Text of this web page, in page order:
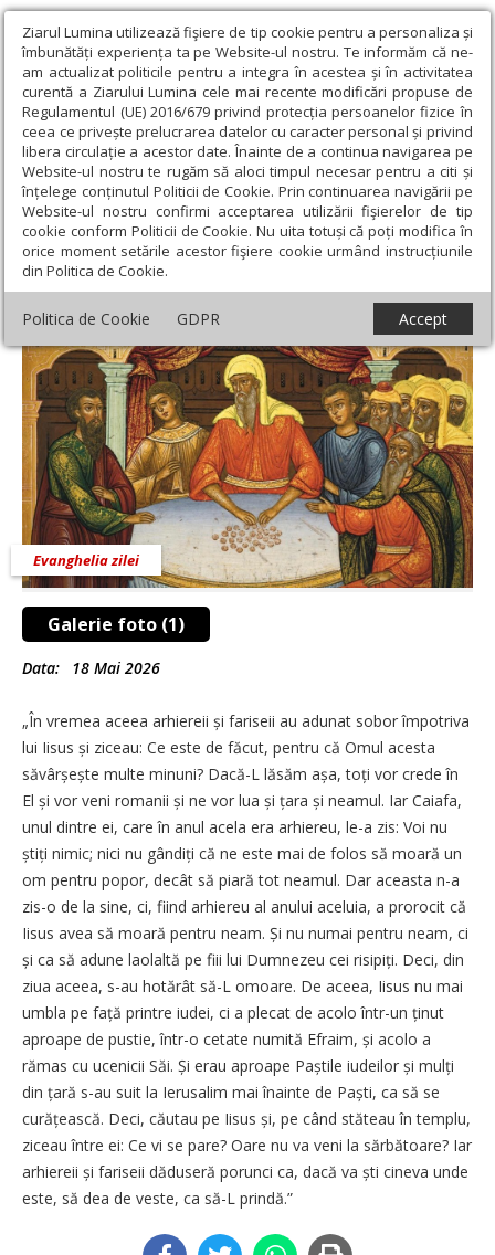
Ziarul Lumina utilizează fişiere de tip cookie pentru a personaliza și
îmbunătăți experiența ta pe Website-ul nostru. Te informăm că ne-
am actualizat politicile pentru a integra în acestea și în activitatea
curentă a Ziarului Lumina cele mai recente modificări propuse de
Regulamentul (UE) 2016/679 privind protecția persoanelor fizice în
ceea ce privește prelucrarea datelor cu caracter personal și privind
libera circulație a acestor date. Înainte de a continua navigarea pe
Website-ul nostru te rugăm să aloci timpul necesar pentru a citi și
înțelege conținutul Politicii de Cookie. Prin continuarea navigării pe
Website-ul nostru confirmi acceptarea utilizării fişierelor de tip
cookie conform Politicii de Cookie. Nu uita totuși că poți modifica în
orice moment setările acestor fişiere cookie urmând instrucțiunile
din Politica de Cookie.
Politica de Cookie GDPR Accept
Ziarul Lumina › Teologie și spiritualitate › Evanghelia zilei › Ioan
11, 47-57 (Soborul cărturarilor)
Ioan 11, 47-57 (Soborul cărturarilor)
Galerie foto (1)
Evanghelia zilei
Data: 18 Mai 2026
„În vremea aceea arhiereii și fariseii au adunat sobor împotriva
lui Iisus și ziceau: Ce este de făcut, pentru că Omul acesta
săvârșește multe minuni? Dacă-L lăsăm așa, toți vor crede în
El și vor veni romanii și ne vor lua și țara și neamul. Iar Caiafa,
unul dintre ei, care în anul acela era arhiereu, le-a zis: Voi nu
știți nimic; nici nu gândiți că ne este mai de folos să moară un
om pentru popor, decât să piară tot neamul. Dar aceasta n-a
zis-o de la sine, ci, fiind arhiereu al anului aceluia, a prorocit că
Iisus avea să moară pentru neam. Și nu numai pentru neam, ci
și ca să adune laolaltă pe fiii lui Dumnezeu cei risipiți. Deci, din
ziua aceea, s-au hotărât să-L omoare. De aceea, Iisus nu mai
umbla pe față printre iudei, ci a plecat de acolo într-un ținut
aproape de pustie, într-o cetate numită Efraim, și acolo a
rămas cu ucenicii Săi. Și erau aproape Paștile iudeilor și mulți
din țară s-au suit la Ierusalim mai înainte de Paști, ca să se
curățească. Deci, căutau pe Iisus și, pe când stăteau în templu,
ziceau între ei: Ce vi se pare? Oare nu va veni la sărbătoare? Iar
arhiereii și fariseii dăduseră porunci ca, dacă va ști cineva unde
este, să dea de veste, ca să-L prindă.”